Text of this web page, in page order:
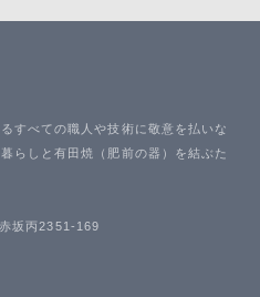
すべての職人や技術に敬意を払いな
らしと有田焼（肥前の器）を結ぶた
坂丙2351-169